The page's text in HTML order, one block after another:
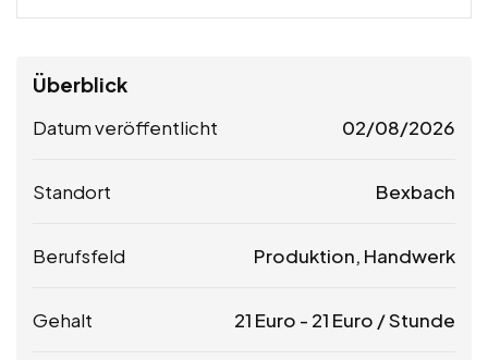
Überblick
Datum veröffentlicht 02/08/2026
Standort Bexbach
Berufsfeld Produktion, Handwerk
Gehalt 21 Euro - 21 Euro / Stunde